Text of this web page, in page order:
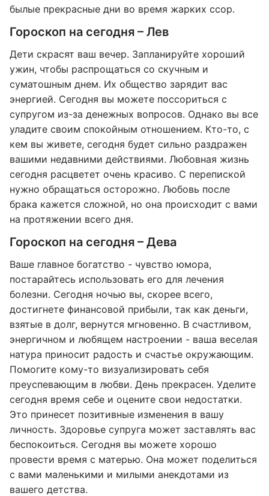
былые прекрасные дни во время жарких ссор.
Гороскоп на сегодня – Лев
Дети скрасят ваш вечер. Запланируйте хороший
ужин, чтобы распрощаться со скучным и
суматошным днем. Их общество зарядит вас
энергией. Сегодня вы можете поссориться с
супругом из-за денежных вопросов. Однако вы все
уладите своим спокойным отношением. Кто-то, с
кем вы живете, сегодня будет сильно раздражен
вашими недавними действиями. Любовная жизнь
сегодня расцветет очень красиво. С перепиской
нужно обращаться осторожно. Любовь после
брака кажется сложной, но она происходит с вами
на протяжении всего дня.
Гороскоп на сегодня – Дева
Ваше главное богатство - чувство юмора,
постарайтесь использовать его для лечения
болезни. Сегодня ночью вы, скорее всего,
достигнете финансовой прибыли, так как деньги,
взятые в долг, вернутся мгновенно. В счастливом,
энергичном и любящем настроении - ваша веселая
натура приносит радость и счастье окружающим.
Помогите кому-то визуализировать себя
преуспевающим в любви. День прекрасен. Уделите
сегодня время себе и оцените свои недостатки.
Это принесет позитивные изменения в вашу
личность. Здоровье супруга может заставлять вас
беспокоиться. Сегодня вы можете хорошо
провести время с матерью. Она может поделиться
с вами маленькими и милыми анекдотами из
вашего детства.